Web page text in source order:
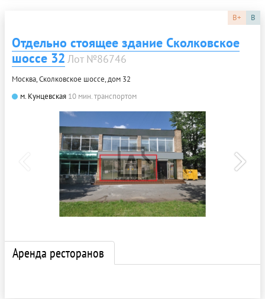
B+ B
Отдельно стоящее здание Сколковское
шоссе 32 Лот №86746
Москва, Сколковское шоссе, дом 32
м. Кунцевская 10 мин. транспортом
Аренда ресторанов